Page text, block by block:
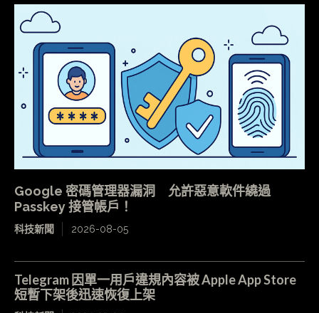
Google 密碼管理器漏洞 允許惡意軟件繞過
Passkey 接管帳戶！
科技新聞 2026-08-05
Telegram 因單一用戶違規內容被 Apple App Store
短暫下架後迅速恢復上架